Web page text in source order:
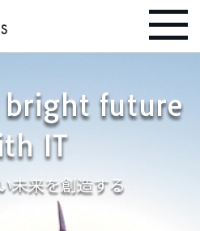
bright future
IT
未来を創造する